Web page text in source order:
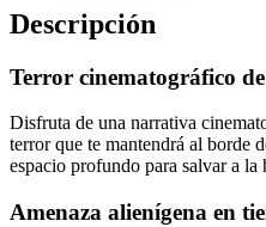
Descripción
Terror cinematográfico
Disfruta de una narrativa
terror que te mantendrá al borde
espacio profundo para salvar a la
Amenaza alienígena en